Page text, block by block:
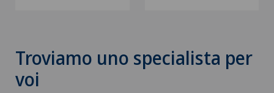
Troviamo uno specialista per
voi